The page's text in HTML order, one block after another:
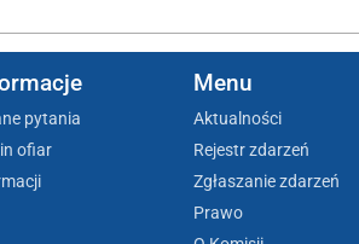
pytania
ofiar
Menu
Aktualności
Rejestr zdarzeń
Zgłaszanie zdarzeń
Prawo